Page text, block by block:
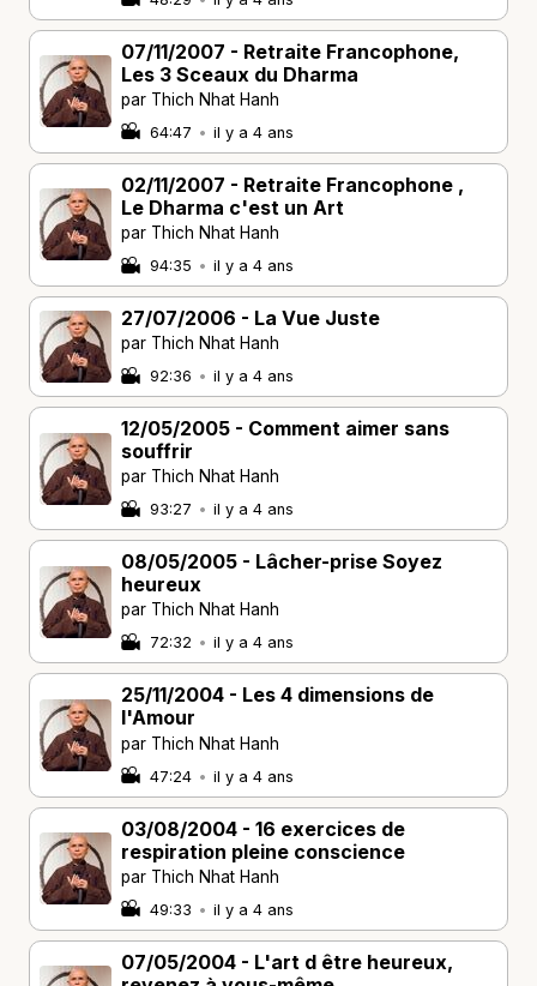
07/11/2007 - Retraite Francophone,
Les 3 Sceaux du Dharma
par Thich Nhat Hanh
64:47 • il y a 4 ans
02/11/2007 - Retraite Francophone ,
Le Dharma c'est un Art
par Thich Nhat Hanh
94:35 • il y a 4 ans
27/07/2006 - La Vue Juste
par Thich Nhat Hanh
92:36 • il y a 4 ans
12/05/2005 - Comment aimer sans
souffrir
par Thich Nhat Hanh
93:27 • il y a 4 ans
08/05/2005 - Lâcher-prise Soyez
heureux
par Thich Nhat Hanh
72:32 • il y a 4 ans
25/11/2004 - Les 4 dimensions de
l'Amour
par Thich Nhat Hanh
47:24 • il y a 4 ans
03/08/2004 - 16 exercices de
respiration pleine conscience
par Thich Nhat Hanh
49:33 • il y a 4 ans
07/05/2004 - L'art d être heureux,